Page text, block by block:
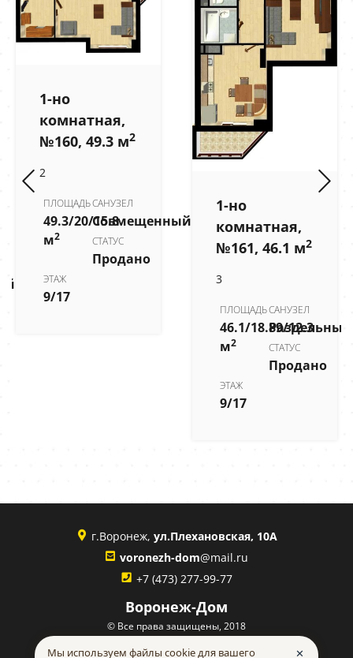
1-но
комнатная,
№160, 49.3 м2
2
ПЛОЩАДЬ
49.3/20/15.8
м2
САНУЗЕЛ
Совмещенный
СТАТУС
Продано
ЭТАЖ
9/17
1-но
комнатная,
№161, 46.1 м2
3
ПЛОЩАДЬ
46.1/18.89/12.3
м2
САНУЗЕЛ
Раздельный
СТАТУС
Продано
ЭТАЖ
9/17
г.Воронеж, ул.Плехановская, 10А
voronezh-dom@mail.ru
+7 (473) 277-99-77
Воронеж-Дом
© Все права защищены, 2018
Мы используем файлы cookie для вашего ✕